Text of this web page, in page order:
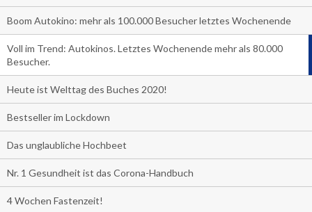
Boom Autokino: mehr als 100.000 Besucher letztes Wochenende
Voll im Trend: Autokinos. Letztes Wochenende mehr als 80.000
Besucher.
Heute ist Welttag des Buches 2020!
Bestseller im Lockdown
Das unglaubliche Hochbeet
Nr. 1 Gesundheit ist das Corona-Handbuch
4 Wochen Fastenzeit!